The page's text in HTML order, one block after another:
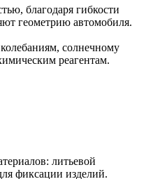
благодаря гибкости
геометрию автомобиля.
солнечному
реагентам.
литьевой
фиксации изделий.